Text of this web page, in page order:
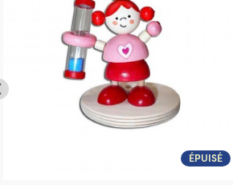
ÉPUISÉ